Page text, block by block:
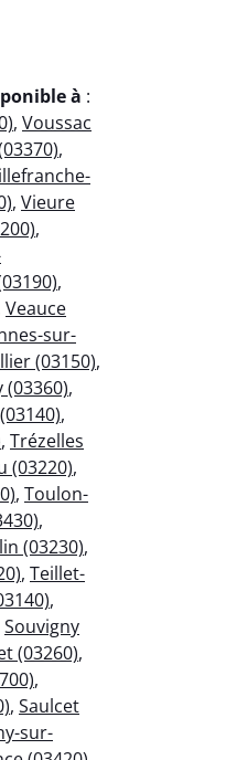
à :
, Voussac
,
, Vieure
,
,
Veauce
sur-
(03150),
(03360),
,
, Trézelles
(03220),
, Toulon-
,
(03230),
, Teillet-
,
Souvigny
(03260),
,
, Saulcet
sur-